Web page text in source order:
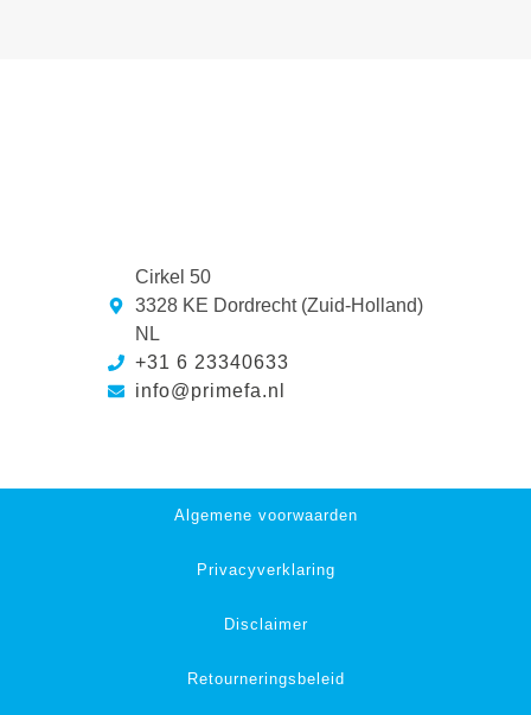
Cirkel 50
3328 KE Dordrecht (Zuid-Holland)
NL
+31 6 23340633
info@primefa.nl
Algemene voorwaarden
Privacyverklaring
Disclaimer
Retourneringsbeleid